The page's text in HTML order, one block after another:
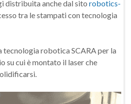
distribuita anche dal sito robotics-
tra le stampati con tecnologia
tecnologia robotica SCARA per la
su cui è montato il laser che